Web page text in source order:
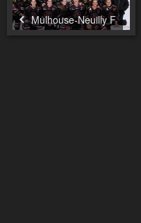
Mulhouse-Neuilly F